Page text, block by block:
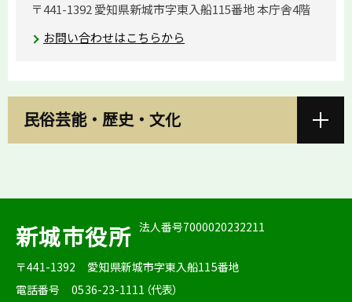
〒441-1392 愛知県新城市字東入船115番地 本庁舎4階
お問い合わせはこちらから
民俗芸能・歴史・文化
新城市役所 法人番号7000020232211
〒441-1392
愛知県新城市字東入船115番地
電話番号
0536-23-1111（代表）